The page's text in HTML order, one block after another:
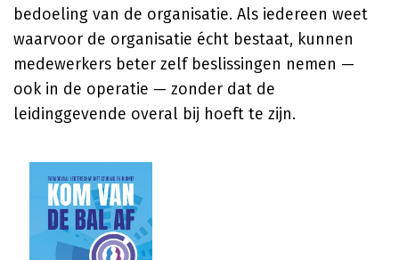
bedoeling van de organisatie. Als iedereen weet
waarvoor de organisatie écht bestaat, kunnen
medewerkers beter zelf beslissingen nemen —
ook in de operatie — zonder dat de
leidinggevende overal bij hoeft te zijn.